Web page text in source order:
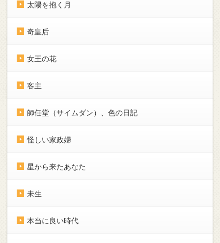
太陽を抱く月
奇皇后
女王の花
客主
師任堂（サイムダン）、色の日記
怪しい家政婦
星から来たあなた
未生
本当に良い時代